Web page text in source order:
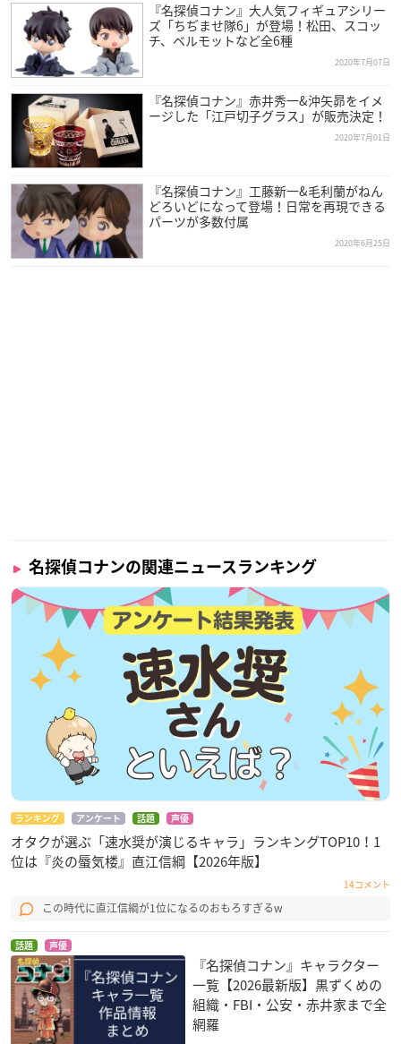
『名探偵コナン』大人気フィギュアシリー
ズ「ちぢませ隊6」が登場！松田、スコッ
チ、ベルモットなど全6種
2020年7月07日
『名探偵コナン』赤井秀一&沖矢昴をイメ
ージした「江戸切子グラス」が販売決定！
2020年7月01日
『名探偵コナン』工藤新一&毛利蘭がねん
どろいどになって登場！日常を再現できる
パーツが多数付属
2020年6月25日
名探偵コナンの関連ニュースランキング
ランキング アンケート 話題 声優
オタクが選ぶ「速水奨が演じるキャラ」ランキングTOP10！1
位は『炎の蜃気楼』直江信綱【2026年版】
14コメント
この時代に直江信綱が1位になるのおもろすぎるw
話題 声優
『名探偵コナン』キャラクター
一覧【2026最新版】黒ずくめの
組織・FBI・公安・赤井家まで全
網羅